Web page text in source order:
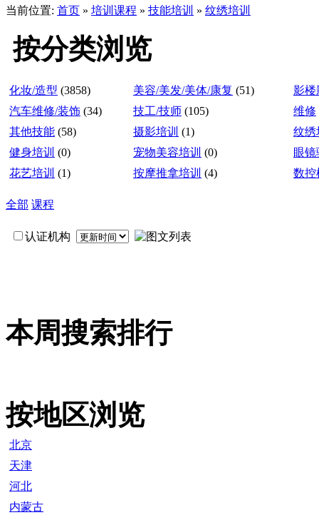
当前位置: 首页 » 培训课程 » 技能培训 » 纹绣培训
按分类浏览
化妆/造型 (3858) 美容/美发/美体/康复 (51)
影楼
汽车维修/装饰 (34) 技工/技师 (105)
维修
其他技能 (58) 摄影培训 (1)
纹绣
健身培训 (0) 宠物美容培训 (0)
眼
花艺培训 (1) 按摩推拿培训 (4) 数控
全部 课程
认证机构
本周搜索排行
按地区浏览
北京
天津
河北
内蒙古